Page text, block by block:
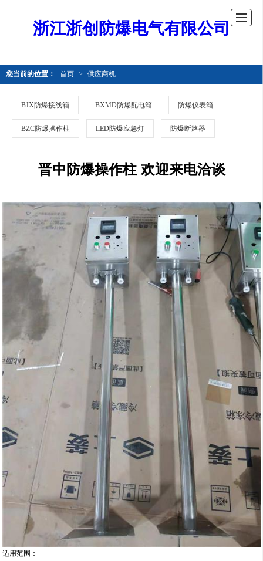
浙江浙创防爆电气有限公司
您当前的位置： 首页 > 供应商机
BJX防爆接线箱 BXMD防爆配电箱 防爆仪表箱
BZC防爆操作柱 LED防爆应急灯 防爆断路器
晋中防爆操作柱 欢迎来电洽谈
适用范围：